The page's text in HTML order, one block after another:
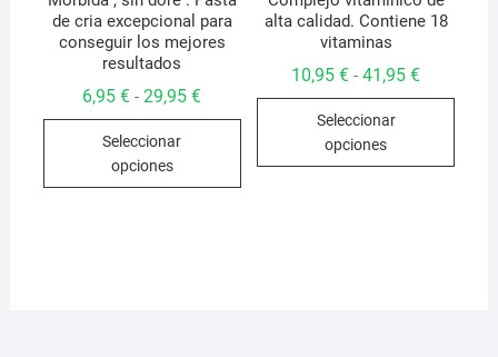
de cria excepcional para
conseguir los mejores
resultados
6,95€ - 29,95€Rango
29,95 €
Seleccionar
opciones
Este
alta calidad. Contiene 18
vitaminas
10,95€ - 41,95€Rango
41,95 €
Seleccionar
opciones